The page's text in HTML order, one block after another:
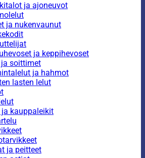
ja ajoneuvot
ja nukenvaunut
ja keppihevoset
ja soittimet
ja hahmot
lasten lelut
ja kauppaleikit
ja peitteet